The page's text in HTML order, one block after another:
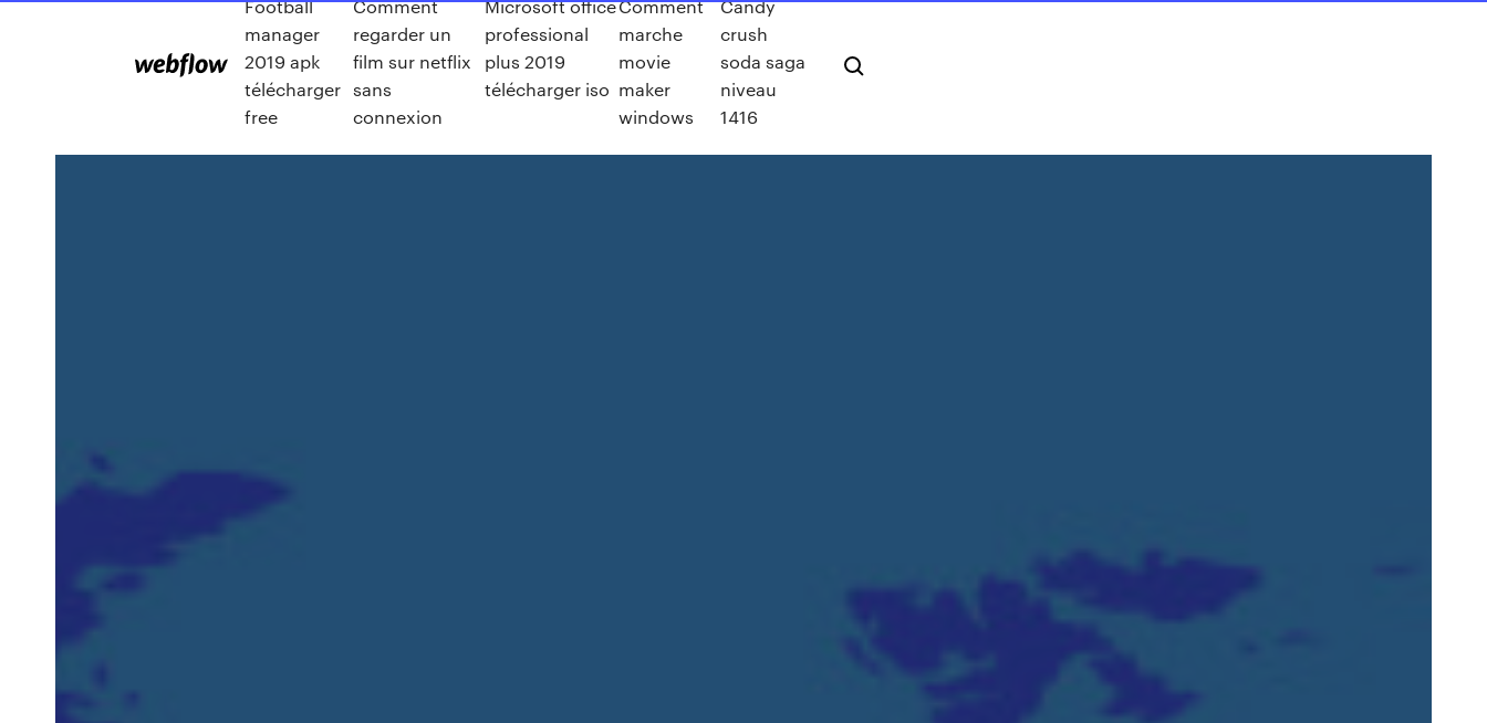
Football
manager
2019 apk
télécharger
free
Comment
regarder un
film sur netflix
sans
connexion
Microsoft office
professional
plus 2019
télécharger iso
Comment
marche
movie
maker
windows
Candy
crush
soda saga
niveau
1416